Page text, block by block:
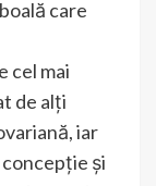
care
cel mai
de alți
iar
și